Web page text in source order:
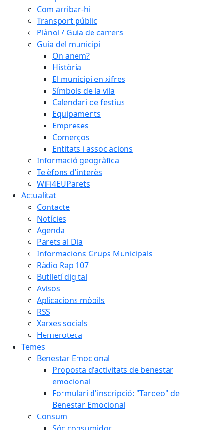
Com arribar-hi
Transport públic
Plànol / Guia de carrers
Guia del municipi
On anem?
Història
El municipi en xifres
Símbols de la vila
Calendari de festius
Equipaments
Empreses
Comerços
Entitats i associacions
Informació geogràfica
Telèfons d'interès
WiFi4EUParets
Actualitat
Contacte
Notícies
Agenda
Parets al Dia
Informacions Grups Municipals
Ràdio Rap 107
Butlletí digital
Avisos
Aplicacions mòbils
RSS
Xarxes socials
Hemeroteca
Temes
Benestar Emocional
Proposta d'activitats de benestar
emocional
Formulari d'inscripció: "Tardeo" de
Benestar Emocional
Consum